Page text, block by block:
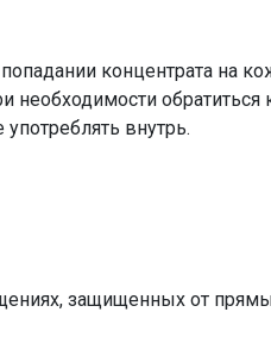
концентрата на
обратиться
внутрь.
защищенных от